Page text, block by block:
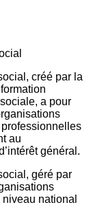
créé par la
a pour
au
général.
géré par
national